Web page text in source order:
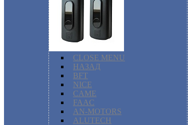
CLOSE MENU
НАЗАД
BFT
NICE
CAME
FAAC
AN-MOTORS
ALUTECH